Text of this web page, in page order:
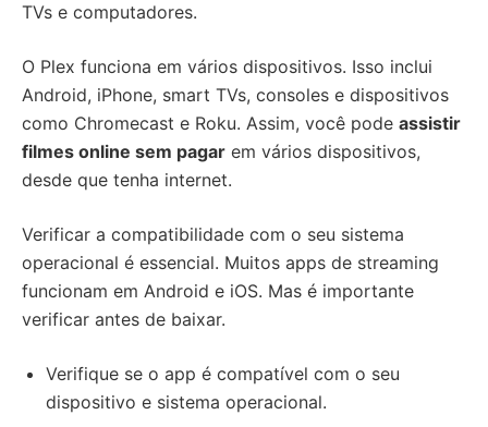
TVs e computadores.
O Plex funciona em vários dispositivos. Isso inclui
Android, iPhone, smart TVs, consoles e dispositivos
como Chromecast e Roku. Assim, você pode assistir
filmes online sem pagar em vários dispositivos,
desde que tenha internet.
Verificar a compatibilidade com o seu sistema
operacional é essencial. Muitos apps de streaming
funcionam em Android e iOS. Mas é importante
verificar antes de baixar.
Verifique se o app é compatível com o seu
dispositivo e sistema operacional.